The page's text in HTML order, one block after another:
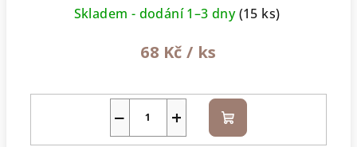
Skladem - dodání 1–3 dny(15 ks)
68 Kč / ks
+
− Do
košíku